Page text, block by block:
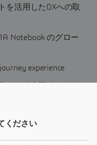
を活用したDXへの取
Notebook のグロー
experience
ください